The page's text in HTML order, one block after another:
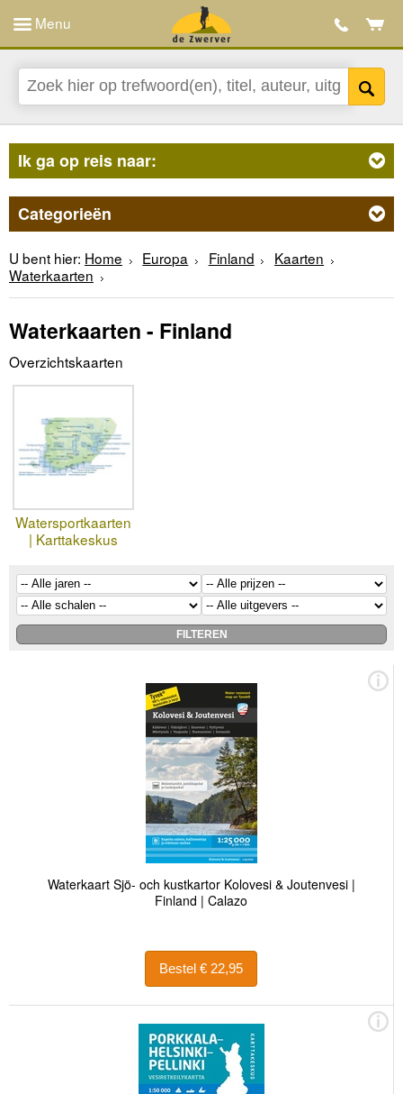
Menu
Ik ga op reis naar:
Categorieën
U bent hier: Home Europa Finland
Kaarten
Waterkaarten
Waterkaarten - Finland
Overzichtskaarten
Watersportkaarten
| Karttakeskus
Waterkaart Sjö- och kustkartor Kolovesi & Joutenvesi |
Finland | Calazo
Bestel € 22,95